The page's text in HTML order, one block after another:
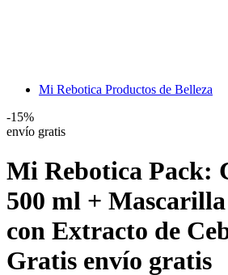
Mi Rebotica Productos de Belleza
-15%
envío gratis
Mi Rebotica Pack:
500 ml +
con Extracto de
Gratis envío gratis